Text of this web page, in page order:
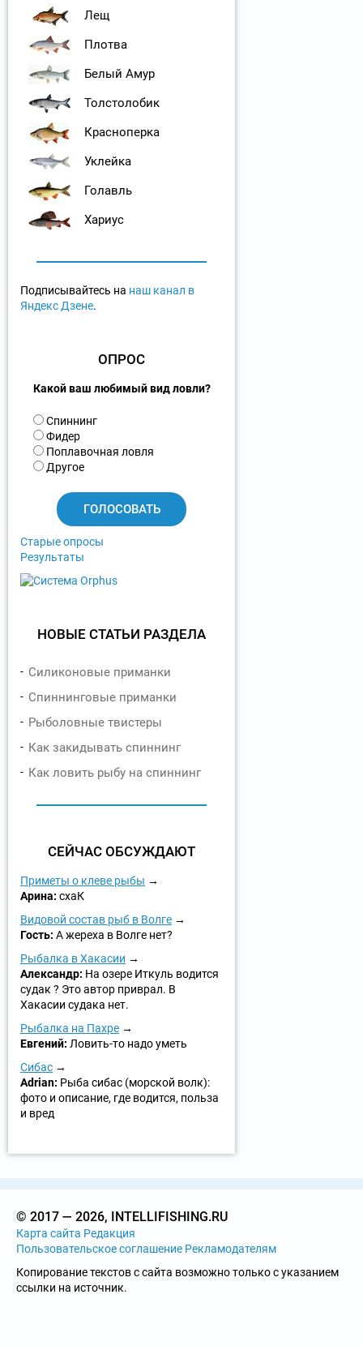
Лещ
Плотва
Белый Амур
Толстолобик
Красноперка
Уклейка
Голавль
Хариус
Подписывайтесь на наш канал в
Яндекс Дзене.
ОПРОС
Какой ваш любимый вид ловли?
В
а
р
и
Спиннинг
Фидер
Поплавочная ловля
Другое
Старые опросы
Результаты
НОВЫЕ СТАТЬИ РАЗДЕЛА
Силиконовые приманки
Спиннинговые приманки
Рыболовные твистеры
Как закидывать спиннинг
Как ловить рыбу на спиннинг
СЕЙЧАС ОБСУЖДАЮТ
Приметы о клеве рыбы
Арина: схаК
Видовой состав рыб в Волге
Гость: А жереха в Волге нет?
Рыбалка в Хакасии
Александр: На озере Иткуль водится
судак ? Это автор приврал. В
Хакасии судака нет.
Рыбалка на Пахре
Евгений: Ловить-то надо уметь
Сибас
Adrian: Рыба сибас (морской волк):
фото и описание, где водится, польза
и вред
© 2017 — 2026, INTELLIFISHING.RU
Карта сайта Редакция
Пользовательское соглашение Рекламодателям
Копирование текстов с сайта возможно только с указанием
ссылки на источник.